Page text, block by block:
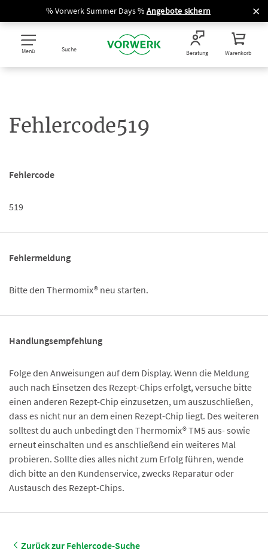
% Vorwerk Summer Days % Angebote sichern
Menü Suche Beratung Warenkorb
Fehlercode519
Fehlercode
519
Fehlermeldung
Bitte den Thermomix® neu starten.
Handlungsempfehlung
Folge den Anweisungen auf dem Display. Wenn die Meldung
auch nach Einsetzen des Rezept-Chips erfolgt, versuche bitte
einen anderen Rezept-Chip einzusetzen, um auszuschließen,
dass es nicht nur an dem einen Rezept-Chip liegt. Des weiteren
solltest du auch unbedingt den Thermomix® TM5 aus- sowie
erneut einschalten und es anschließend ein weiteres Mal
probieren. Sollte dies alles nicht zum Erfolg führen, wende
dich bitte an den Kundenservice, zwecks Reparatur oder
Austausch des Rezept-Chips.
Zurück zur Fehlercode-Suche